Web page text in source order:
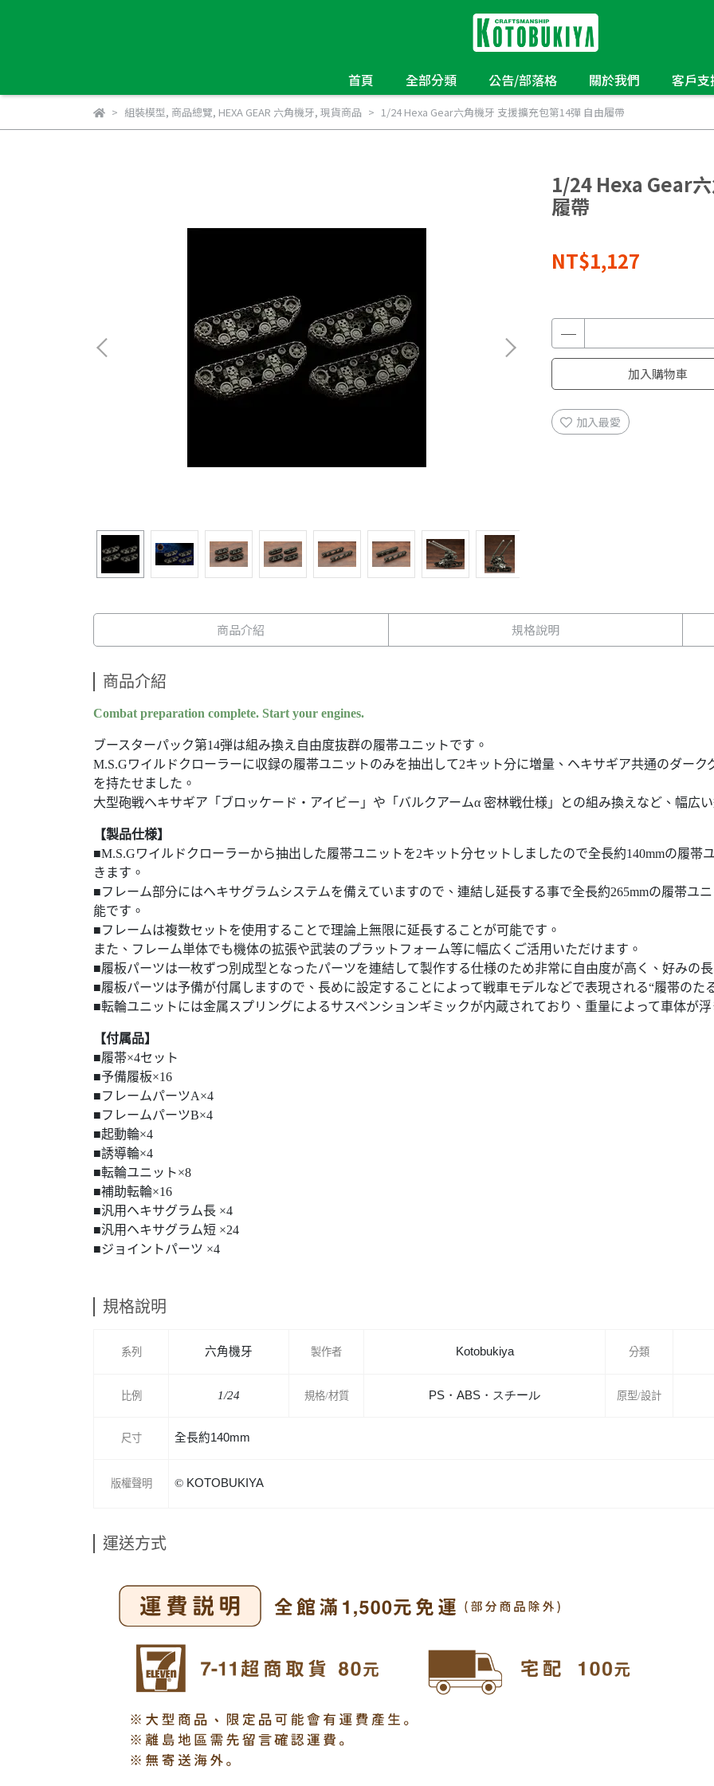
首頁 全部分類 公告/部落格 關於我們 客戶支
組裝模型, 商品總覽, HEXA GEAR 六角機牙, 現貨商品 1/24 Hexa Gear六角機牙 支援擴充包第14彈 自由履帶
1/24 Hexa Gear
履帶
NT$1,127
加入購物車
加入最愛
商品介紹 規格說明
商品介紹
Combat preparation complete. Start your engines.
ブースターパック第14弾は組み換え自由度抜群の履帯ユニットです。
M.S.Gワイルドクローラーに収録の履帯ユニットのみを抽出して2キット分に増量、ヘキサギア共通のダー
を持たせました。
大型砲戦ヘキサギア「ブロッケード・アイビー」や「バルクアームα 密林戦仕様」との組み換えなど、幅広
【製品仕様】
■M.S.Gワイルドクローラーから抽出した履帯ユニットを2キット分セットしましたので全長約140mmの履帯
きます。
■フレーム部分にはヘキサグラムシステムを備えていますので、連結し延長する事で全長約265mmの履帯ユ
能です。
■フレームは複数セットを使用することで理論上無限に延長することが可能です。
また、フレーム単体でも機体の拡張や武装のプラットフォーム等に幅広くご活用いただけます。
■履板パーツは一枚ずつ別成型となったパーツを連結して製作する仕様のため非常に自由度が高く、好みの
■履板パーツは予備が付属しますので、長めに設定することによって戦車モデルなどで表現される“履帯のた
■転輪ユニットには金属スプリングによるサスペンションギミックが内蔵されており、重量によって車体が
【付属品】
■履帯×4セット
■予備履板×16
■フレームパーツA×4
■フレームパーツB×4
■起動輪×4
■誘導輪×4
■転輪ユニット×8
■補助転輪×16
■汎用ヘキサグラム長 ×4
■汎用ヘキサグラム短 ×24
■ジョイントパーツ ×4
規格說明
系列 六角機牙 製作者 Kotobukiya 分類
比例 1/24 規格/材質 PS・ABS・スチール 原型/設計
尺寸 全長約140mm
版權聲明 © KOTOBUKIYA
運送方式